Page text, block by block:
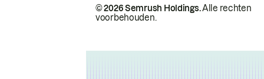
© 2026 Semrush Holdings.Alle rechten
voorbehouden.